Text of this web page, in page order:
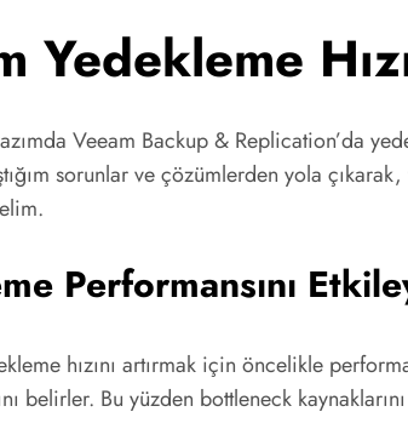
Yedekleme
Veeam Backup & Replication’da
sorunlar ve çözümlerden yola
Performansını
hızını artırmak için öncelikle
belirler. Bu yüzden bottleneck